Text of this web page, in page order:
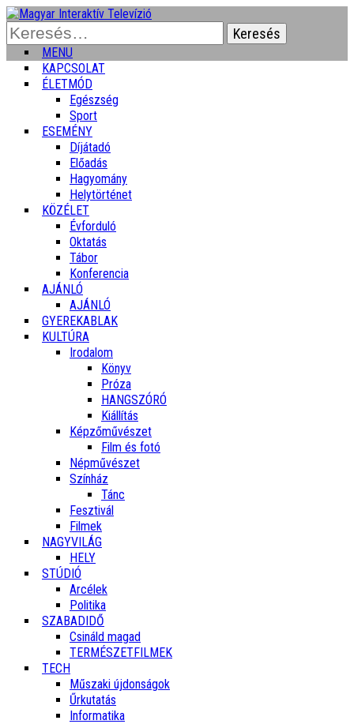
Keresés:
MENU
KAPCSOLAT
ÉLETMÓD
Egészség
Sport
ESEMÉNY
Díjátadó
Előadás
Hagyomány
Helytörténet
KÖZÉLET
Évforduló
Oktatás
Tábor
Konferencia
AJÁNLÓ
AJÁNLÓ
GYEREKABLAK
KULTÚRA
Irodalom
Könyv
Próza
HANGSZÓRÓ
Kiállítás
Képzőművészet
Film és fotó
Népművészet
Színház
Tánc
Fesztivál
Filmek
NAGYVILÁG
HELY
STÚDIÓ
Arcélek
Politika
SZABADIDŐ
Csináld magad
TERMÉSZETFILMEK
TECH
Műszaki újdonságok
Űrkutatás
Informatika